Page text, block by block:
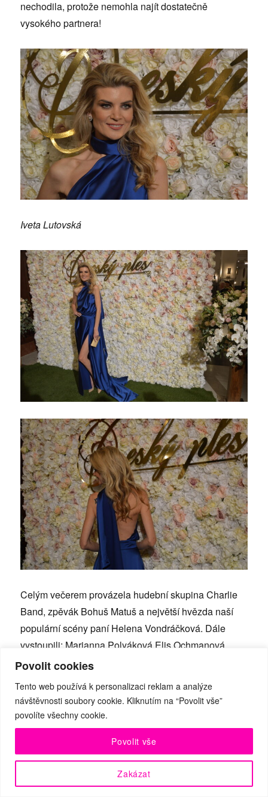
Povolit cookies
Tento web používá k personalizaci reklam a analýze
návštěvnosti soubory cookie. Kliknutím na “Povolit vše”
povolíte všechny cookie.
Zakázat
Povolit vše
nechodila, protože nemohla najít dostatečně
vysokého partnera!
Iveta Lutovská
Celým večerem provázela hudební skupina Charlie
Band, zpěvák Bohuš Matuš a největší hvězda naší
populární scény paní Helena Vondráčková. Dále
vystoupili: Marianna Polyáková Elis Ochmanová,
Lukáš Randák a další.
Ano, ples je výborná zábava, ale co na sebe? Dress
code je black tie a pro někoho volba oblečení není až
tak jednoduchá záležitost. A nelze opomenout, že
tradice takového dress codu sahá až do Británie
19.století. A jak na to? Hosté by si měli oblékat šaty
tmavých barev, i všechny doplňky musí podtrhovat